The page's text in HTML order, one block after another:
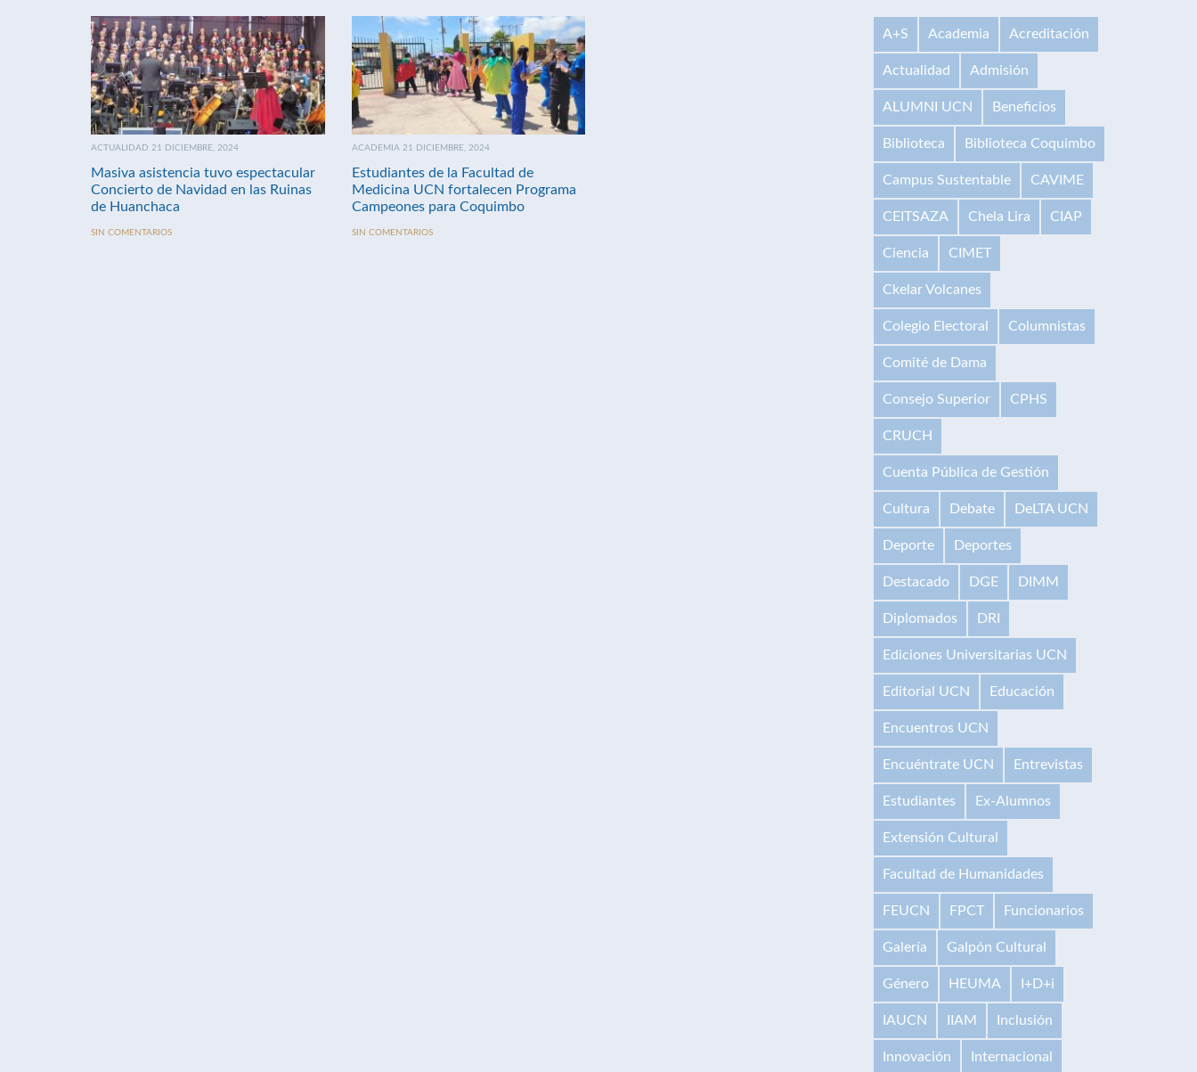
ACTUALIDAD 21 DICIEMBRE, 2024
Masiva asistencia tuvo espectacular
Concierto de Navidad en las Ruinas
de Huanchaca
SIN COMENTARIOS
ACADEMIA 21 DICIEMBRE, 2024
Estudiantes de la Facultad de
Medicina UCN fortalecen Programa
Campeones para Coquimbo
SIN COMENTARIOS
A+S Academia Acreditación
Actualidad Admisión
ALUMNI UCN Beneficios
Biblioteca Biblioteca Coquimbo
Campus Sustentable CAVIME
CEITSAZA Chela Lira CIAP
Ciencia CIMET
Ckelar Volcanes
Colegio Electoral Columnistas
Comité de Dama
Consejo Superior CPHS
CRUCH
Cuenta Pública de Gestión
Cultura Debate DeLTA UCN
Deporte Deportes
Destacado DGE DIMM
Diplomados DRI
Ediciones Universitarias UCN
Editorial UCN Educación
Encuentros UCN
Encuéntrate UCN Entrevistas
Estudiantes Ex-Alumnos
Extensión Cultural
Facultad de Humanidades
FEUCN FPCT Funcionarios
Galería Galpón Cultural
Género HEUMA I+D+i
IAUCN IIAM Inclusión
Innovación Internacional